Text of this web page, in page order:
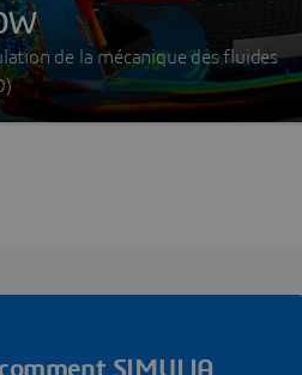
de la mécanique des fluides
SIMULIA